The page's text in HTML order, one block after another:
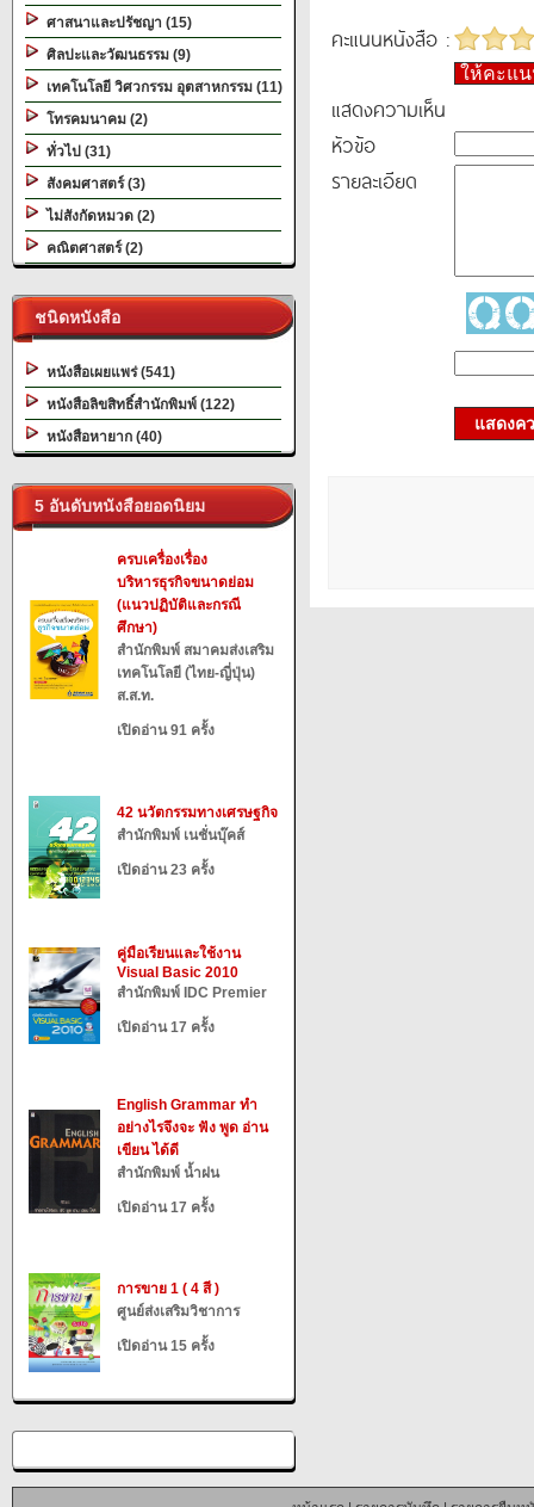
ศาสนาและปรัชญา (15)
ศิลปะและวัฒนธรรม (9)
เทคโนโลยี วิศวกรรม อุตสาหกรรม (11)
โทรคมนาคม (2)
ทั่วไป (31)
สังคมศาสตร์ (3)
ไม่สังกัดหมวด (2)
คณิตศาสตร์ (2)
ชนิดหนังสือ
หนังสือเผยแพร่ (541)
หนังสือลิขสิทธิ์สำนักพิมพ์ (122)
หนังสือหายาก (40)
5 อันดับหนังสือยอดนิยม
ครบเครื่องเรื่อง
บริหารธุรกิจขนาดย่อม
(แนวปฏิบัติและกรณี
ศึกษา)
สำนักพิมพ์ สมาคมส่งเสริม
เทคโนโลยี (ไทย-ญี่ปุ่น)
ส.ส.ท.
เปิดอ่าน 91 ครั้ง
42 นวัตกรรมทางเศรษฐกิจ
สำนักพิมพ์ เนชั่นบุ๊คส์
เปิดอ่าน 23 ครั้ง
คู่มือเรียนและใช้งาน
Visual Basic 2010
สำนักพิมพ์ IDC Premier
เปิดอ่าน 17 ครั้ง
English Grammar ทำ
อย่างไรจึงจะ ฟัง พูด อ่าน
เขียน ได้ดี
สำนักพิมพ์ น้ำฝน
เปิดอ่าน 17 ครั้ง
การขาย 1 ( 4 สี )
ศูนย์ส่งเสริมวิชาการ
เปิดอ่าน 15 ครั้ง
คะแนนหนังสือ :
ให้คะแ
แสดงความเห็น
หัวข้อ
รายละเอียด
แสดงค